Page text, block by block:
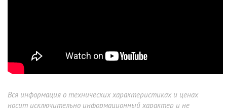
Вся информация о технических характеристиках и ценах
носит исключительно информационный характер и не